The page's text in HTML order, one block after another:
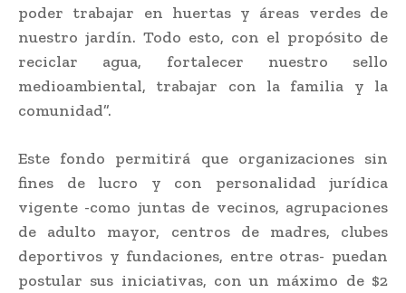
poder trabajar en huertas y áreas verdes de
nuestro jardín. Todo esto, con el propósito de
reciclar agua, fortalecer nuestro sello
medioambiental, trabajar con la familia y la
comunidad”.
Este fondo permitirá que organizaciones sin
fines de lucro y con personalidad jurídica
vigente -como juntas de vecinos, agrupaciones
de adulto mayor, centros de madres, clubes
deportivos y fundaciones, entre otras- puedan
postular sus iniciativas, con un máximo de $2